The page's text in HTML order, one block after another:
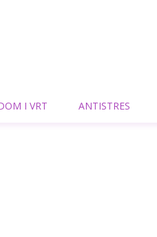
I VRT ANTISTRES